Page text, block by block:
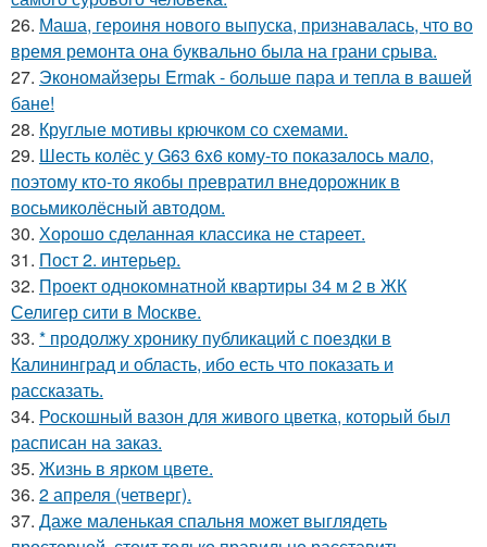
26. Маша, героиня нового выпуска, признавалась, что во
время ремонта она буквально была на грани срыва.
27. Экономайзеры Ermak - больше пара и тепла в вашей
бане!
28. Круглые мотивы крючком со схемами.
29. Шесть колёс у G63 6x6 кому-то показалось мало,
поэтому кто-то якобы превратил внедорожник в
восьмиколёсный автодом.
30. Хорошо сделанная классика не стареет.
31. Пост 2. интерьер.
32. Проект однокомнатной квартиры 34 м 2 в ЖК
Селигер сити в Москве.
33. * продолжу хронику публикаций с поездки в
Калининград и область, ибо есть что показать и
рассказать.
34. Роскошный вазон для живого цветка, который был
расписан на заказ.
35. Жизнь в ярком цвете.
36. 2 апреля (четверг).
37. Даже маленькая спальня может выглядеть